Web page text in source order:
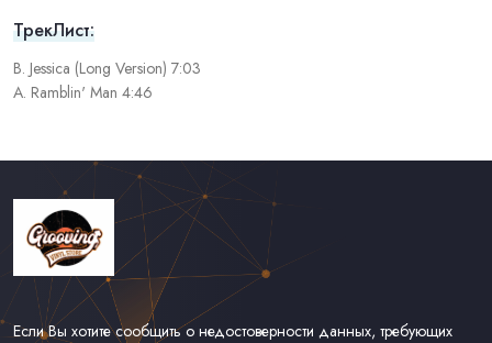
ТрекЛист:
B. Jessica (Long Version) 7:03
A. Ramblin' Man 4:46
Если Вы хотите сообщить о недостоверности данных, требующих